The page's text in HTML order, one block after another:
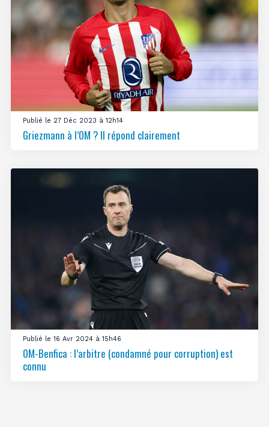
Publié le 27 Déc 2023 à 12h14
Griezmann à l’OM ? Il répond clairement
Publié le 16 Avr 2024 à 15h46
OM-Benfica : l’arbitre (condamné pour corruption) est
connu